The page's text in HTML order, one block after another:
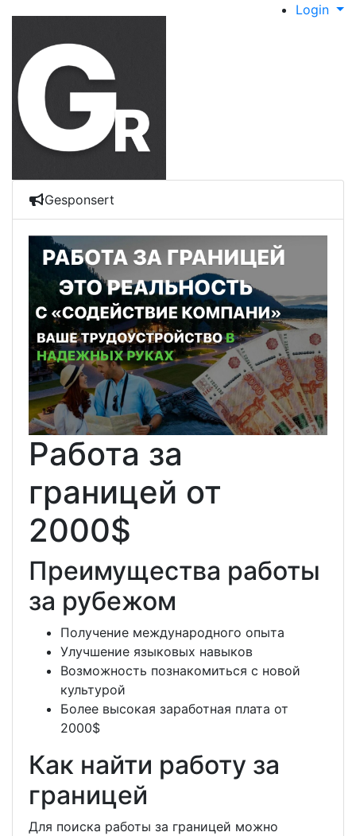
Login
Gesponsert
Работа за
границей от
2000$
Преимущества работы
за рубежом
Получение международного опыта
Улучшение языковых навыков
Возможность познакомиться с новой
культурой
Более высокая заработная плата от
2000$
Как найти работу за
границей
Для поиска работы за границей можно